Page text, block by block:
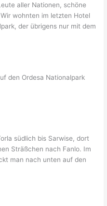
aller Nationen, schöne
wohnten im letzten Hotel
der übrigens nur mit dem
den Ordesa Nationalpark
südlich bis Sarwise, dort
Sträßchen nach Fanlo. Im
man nach unten auf den